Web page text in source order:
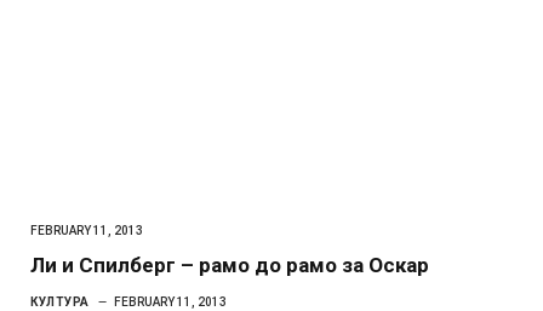
FEBRUARY 11, 2013
Ли и Спилберг – рамо до рамо за Оскар
КУЛТУРА FEBRUARY 11, 2013